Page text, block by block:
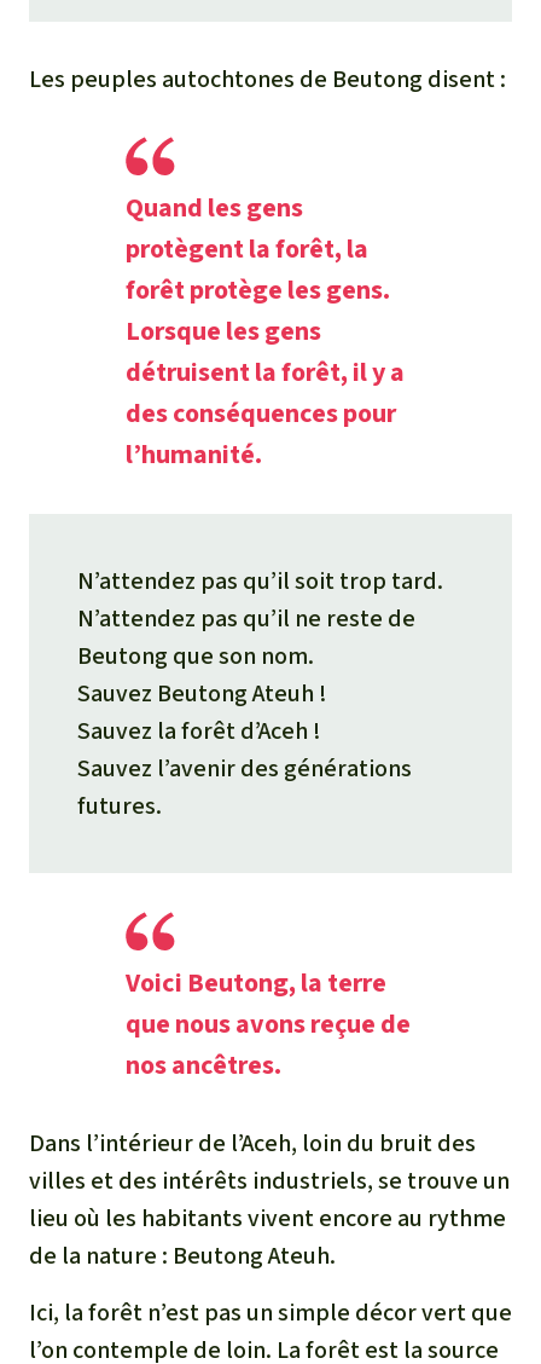
Les peuples autochtones de Beutong disent :
Quand les gens
protègent la forêt, la
forêt protège les gens.
Lorsque les gens
détruisent la forêt, il y a
des conséquences pour
l’humanité.
N’attendez pas qu’il soit trop tard.
N’attendez pas qu’il ne reste de
Beutong que son nom.
Sauvez Beutong Ateuh !
Sauvez la forêt d’Aceh !
Sauvez l’avenir des générations
futures.
Voici Beutong, la terre
que nous avons reçue de
nos ancêtres.
Dans l’intérieur de l’Aceh, loin du bruit des
villes et des intérêts industriels, se trouve un
lieu où les habitants vivent encore au rythme
de la nature : Beutong Ateuh.
Ici, la forêt n’est pas un simple décor vert que
l’on contemple de loin. La forêt est la source